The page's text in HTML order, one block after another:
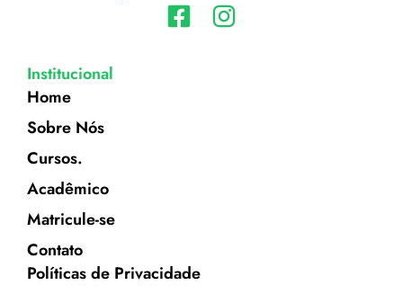
Institucional
Home
Sobre Nós
Cursos.
Acadêmico
Matricule-se
Contato
Políticas de Privacidade